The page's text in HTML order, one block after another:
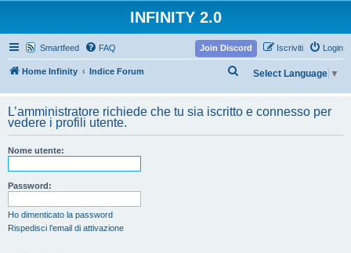
INFINITY 2.0
Smartfeed FAQ Login
Iscriviti
Join Discord
Home Infinity Indice Forum Select Language ▼
r
L’amministratore richiede che tu sia iscritto e connesso per
vedere i profili utente.
Nome utente:
Password:
Ho dimenticato la password
Rispedisci l’email di attivazione